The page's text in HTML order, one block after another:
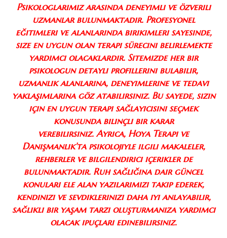
Psikologlarımız arasında deneyimli ve özverili
uzmanlar bulunmaktadır. Profesyonel
eğitimleri ve alanlarında birikimleri sayesinde,
size en uygun olan terapi sürecini belirlemekte
yardımcı olacaklardır. Sitemizde her bir
psikologun detaylı profillerini bulabilir,
uzmanlık alanlarına, deneyimlerine ve tedavi
yaklaşımlarına göz atabilirsiniz. Bu sayede, sizin
için en uygun terapi sağlayıcısını seçmek
konusunda bilinçli bir karar
verebilirsiniz. Ayrıca, Hoya Terapi ve
Danışmanlık’ta psikolojiyle ilgili makaleler,
rehberler ve bilgilendirici içerikler de
bulunmaktadır. Ruh sağlığına dair güncel
konuları ele alan yazılarımızı takip ederek,
kendinizi ve sevdiklerinizi daha iyi anlayabilir,
sağlıklı bir yaşam tarzı oluşturmanıza yardımcı
olacak ipuçları edinebilirsiniz.